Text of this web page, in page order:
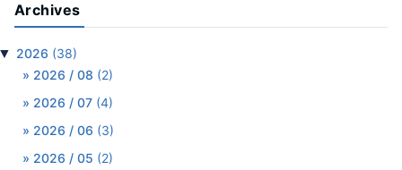
Archives
2026 (38)
2026 / 08 (2)
2026 / 07 (4)
2026 / 06 (3)
2026 / 05 (2)